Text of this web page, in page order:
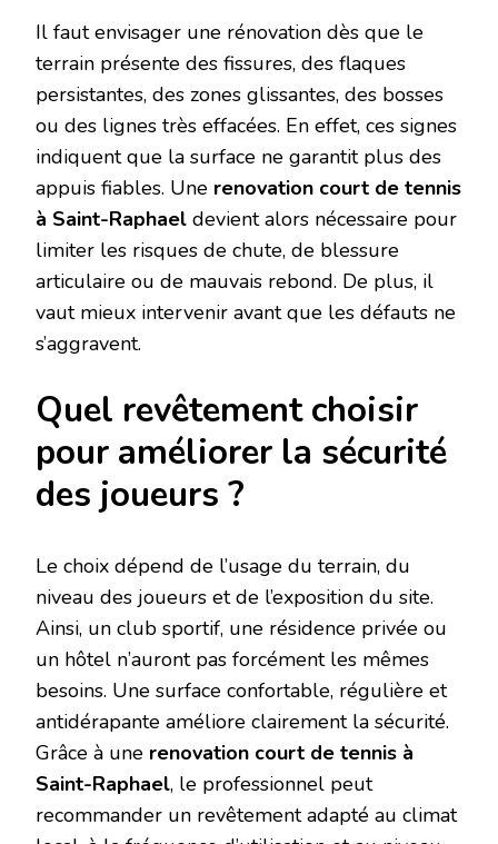
Il faut envisager une rénovation dès que le
terrain présente des fissures, des flaques
persistantes, des zones glissantes, des bosses
ou des lignes très effacées. En effet, ces signes
indiquent que la surface ne garantit plus des
appuis fiables. Une renovation court de tennis
à Saint-Raphael devient alors nécessaire pour
limiter les risques de chute, de blessure
articulaire ou de mauvais rebond. De plus, il
vaut mieux intervenir avant que les défauts ne
s’aggravent.
Quel revêtement choisir
pour améliorer la sécurité
des joueurs ?
Le choix dépend de l’usage du terrain, du
niveau des joueurs et de l’exposition du site.
Ainsi, un club sportif, une résidence privée ou
un hôtel n’auront pas forcément les mêmes
besoins. Une surface confortable, régulière et
antidérapante améliore clairement la sécurité.
Grâce à une renovation court de tennis à
Saint-Raphael, le professionnel peut
recommander un revêtement adapté au climat